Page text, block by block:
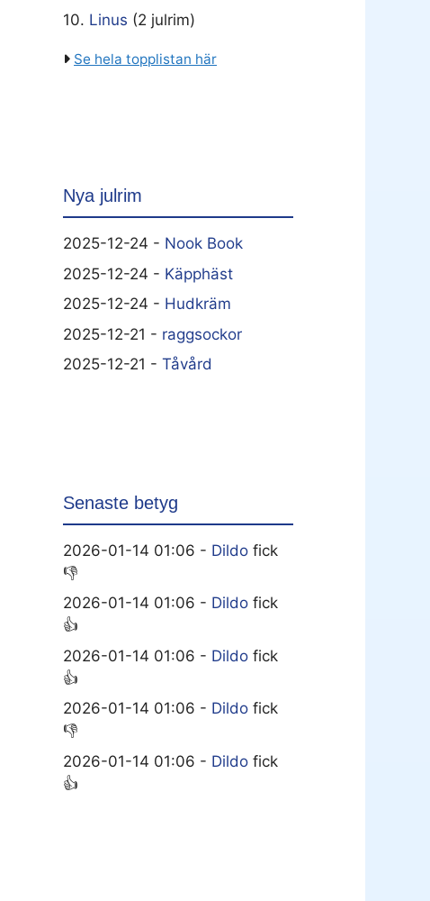
10. Linus (2 julrim)
Se hela topplistan här
Nya julrim
2025-12-24 - Nook Book
2025-12-24 - Käpphäst
2025-12-24 - Hudkräm
2025-12-21 - raggsockor
2025-12-21 - Tåvård
Senaste betyg
2026-01-14 01:06 - Dildo fick
👎
2026-01-14 01:06 - Dildo fick
👍
2026-01-14 01:06 - Dildo fick
👍
2026-01-14 01:06 - Dildo fick
👎
2026-01-14 01:06 - Dildo fick
👍